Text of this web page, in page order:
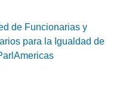
de Funcionarias y
para la Igualdad de